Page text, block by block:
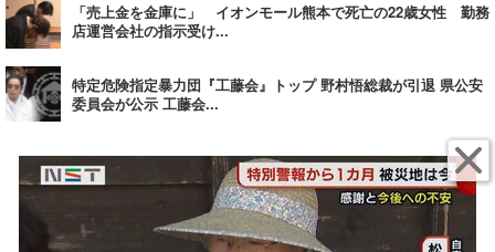
「売上金を金庫に」 イオンモール熊本で死亡の22歳女性 勤務
店運営会社の指示受け...
特定危険指定暴力団『工藤会』トップ 野村悟総裁が引退 県公安
委員会が公示 工藤会...